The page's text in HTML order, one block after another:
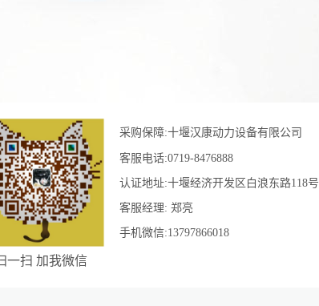
一扫 加我微信
采购保障:十堰汉康动力设备有限公司
客服电话:0719-8476888
认证地址:十堰经济开发区白浪东路118号
客服经理: 郑亮
手机微信:13797866018